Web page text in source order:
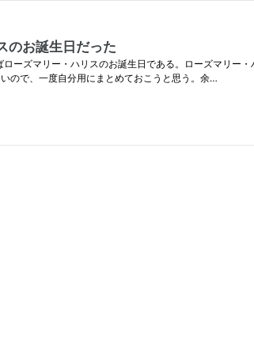
のお誕生日だった
ーズマリー・ハリスのお誕生日である。ローズマリ
ので、一度自分用にまとめておこうと思う。余…